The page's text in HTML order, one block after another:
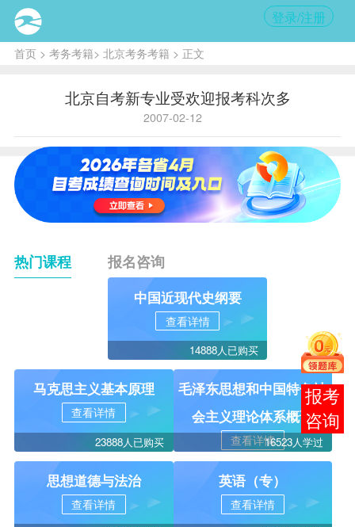
登录/注册
首页> 考务考籍> 北京考务考籍 > 正文
北京自考新专业受欢迎报考科次多
2007-02-12
热门课程 报名咨询
中国近现代史纲要
查看详情
14888人已购买
马克思主义基本原理
查看详情
23888人已购买
毛泽东思想和中国特色社
会主义理论体系概论
查看详情16523人学过
思想道德与法治
查看详情
英语（专）
查看详情
报考
咨询